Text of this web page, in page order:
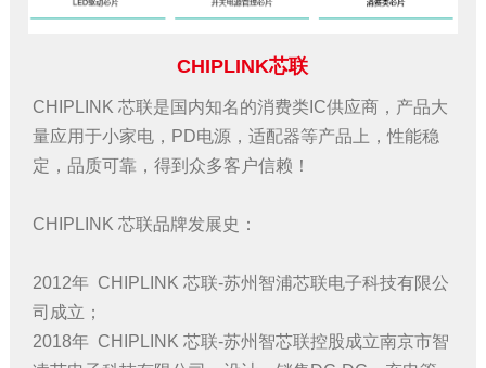
CHIPLINK芯联
CHIPLINK 芯联是国内知名的消费类IC供应商，产品大
量应用于小家电，PD电源，适配器等产品上，性能稳
定，品质可靠，得到众多客户信赖！
CHIPLINK 芯联品牌发展史：
2012年 CHIPLINK 芯联-苏州智浦芯联电子科技有限公
司成立；
2018年 CHIPLINK 芯联-苏州智芯联控股成立南京市智